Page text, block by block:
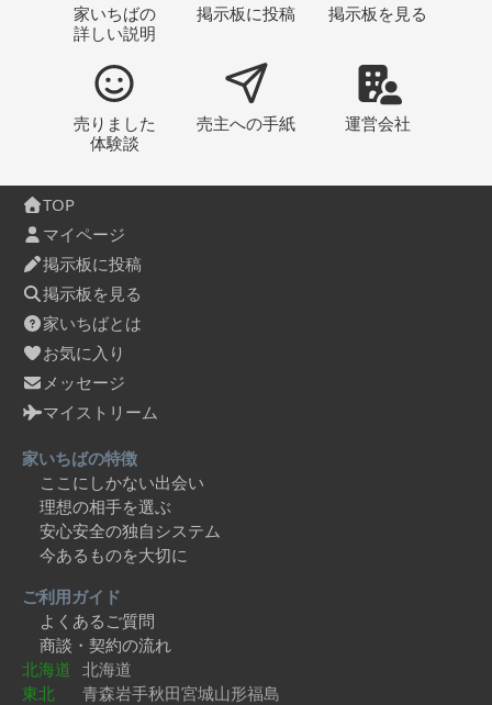
家いちばの
詳しい説明
掲示板に投稿 掲示板 を見る
売りました
体験談
売主への手紙 運営会社
TOP
マイページ
掲示板に投稿
掲示板を見る
家いちばとは
お気に入り
メッセージ
マイストリーム
家いちばの特徴
ここにしかない出会い
理想の相手を選ぶ
安心安全の独自システム
今あるものを大切に
ご利用ガイド
よくあるご質問
商談・契約の流れ
北海道 北海道
東北
青森岩手秋田宮城山形福島